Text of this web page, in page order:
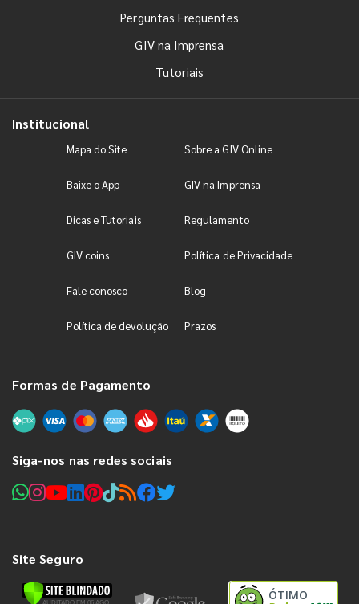
Perguntas Frequentes
GIV na Imprensa
Tutoriais
Institucional
Mapa do Site Sobre a GIV Online
Baixe o App GIV na Imprensa
Dicas e Tutoriais Regulamento
GIV coins Política de Privacidade
Fale conosco Blog
Política de devolução Prazos
Formas de Pagamento
Siga-nos nas redes sociais
Site Seguro
ÓTIMO